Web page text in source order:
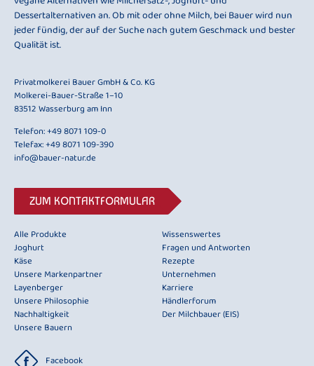
Dessertalternativen an. Ob mit oder ohne Milch, bei Bauer wird nun
jeder fündig, der auf der Suche nach gutem Geschmack und bester
Qualität ist.
Privatmolkerei Bauer GmbH & Co. KG
Molkerei-Bauer-Straße 1–10
83512 Wasserburg am Inn
Telefon:+49 8071 109-0
Telefax: +49 8071 109-390
info@bauer-natur.de
ZUM KONTAKTFORMULAR
Alle Produkte
Joghurt
Käse
Unsere Markenpartner
Layenberger
Unsere Philosophie
Nachhaltigkeit
Unsere Bauern
Wissenswertes
Fragen und Antworten
Rezepte
Unternehmen
Karriere
Händlerforum
Der Milchbauer (EIS)
Facebook